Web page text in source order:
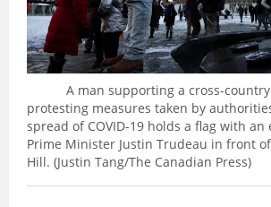
A man supporting a cross-country
protesting measures taken by
spread of COVID-19 holds a flag with
Prime Minister Justin Trudeau in front
Hill. (Justin Tang/The Canadian Press)